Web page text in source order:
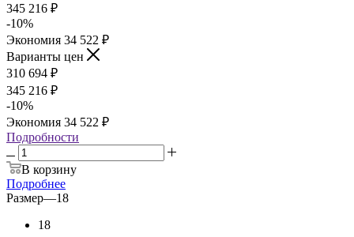
345 216 ₽
-10%
Экономия 34 522 ₽
Варианты цен
310 694 ₽
345 216 ₽
-10%
Экономия 34 522 ₽
Подробности
В корзину
Подробнее
Размер—18
18